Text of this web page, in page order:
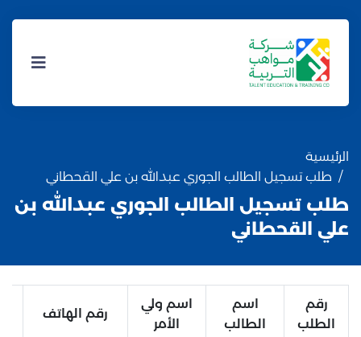
الرئيسية
طلب تسجيل الطالب الجوري عبدالله بن علي القحطاني
طلب تسجيل الطالب الجوري عبدالله بن
علي القحطاني
رقم
الطلب
اسم
الطالب
اسم ولي
الأمر
رقم الهاتف